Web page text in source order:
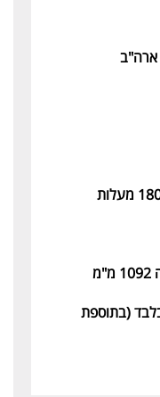
(בתוספת